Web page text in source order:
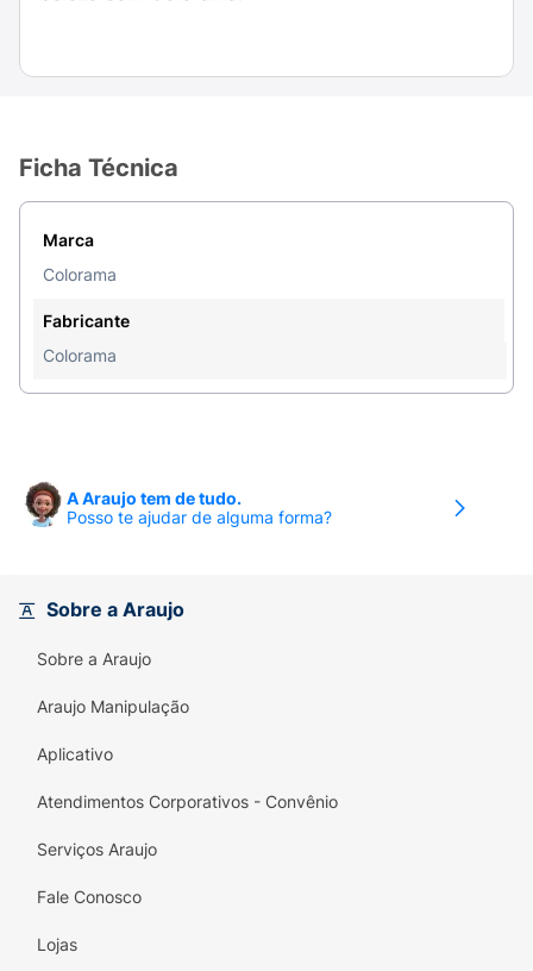
Ficha Técnica
Marca
Colorama
Fabricante
Colorama
A Araujo tem de tudo.
Posso te ajudar de alguma forma?
Sobre a Araujo
Sobre a Araujo
Araujo Manipulação
Aplicativo
Atendimentos Corporativos - Convênio
Serviços Araujo
Fale Conosco
Lojas